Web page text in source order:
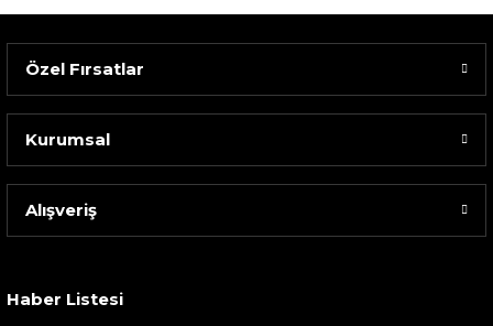
Sarev Elfıda Flanel Nevresim Takımı Çift Kişili...
Özel Fırsatlar
Kurumsal
Alışveriş
Haber Listesi